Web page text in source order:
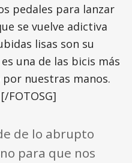
pedales para lanzar
se vuelve adictiva
lisas son su
una de las bicis más
nuestras manos.
FOTOSG]
de lo abrupto
para que nos